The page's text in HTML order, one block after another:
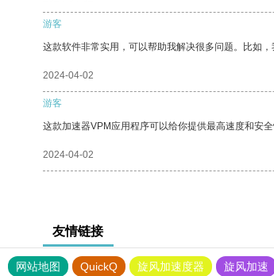
游客
这款软件非常实用，可以帮助我解决很多问题。比如
2024-04-02
游客
这款加速器VPM应用程序可以给你提供最高速度和安
2024-04-02
友情链接
网站地图 QuickQ 旋风加速度器 旋风加速